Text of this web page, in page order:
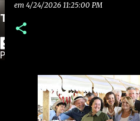
Translate
Powered by
em 4/24/2026 11:25:00 PM